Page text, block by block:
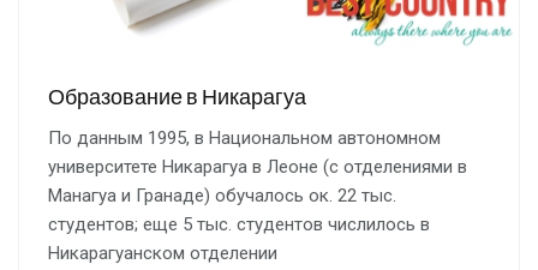
Образование в Никарагуа
По данным 1995, в Национальном автономном
университете Никарагуа в Леоне (с отделениями в
Манагуа и Гранаде) обучалось ок. 22 тыс.
студентов; еще 5 тыс. студентов числилось в
Никарагуанском отделении